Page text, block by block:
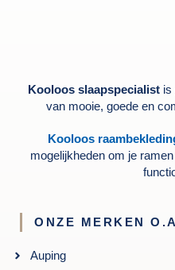
Kooloos slaapspecialist is
van mooie, goede en
Kooloos
mogelijkheden om je
ONZE MERKEN
Auping